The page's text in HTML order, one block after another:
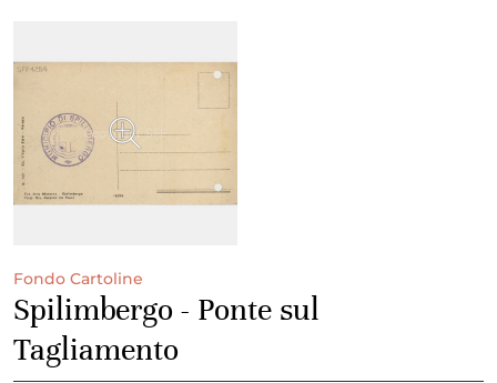
Fondo Cartoline
Spilimbergo - Ponte sul
Tagliamento